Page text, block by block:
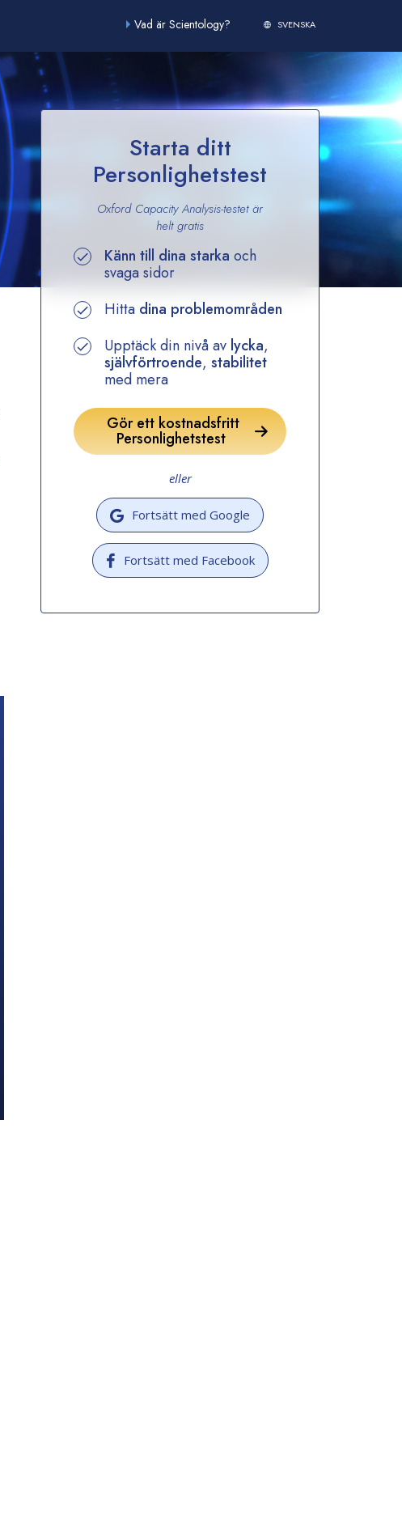
Vad är Scientology? SVENSKA
Starta ditt
Personlighetstest
Oxford Capacity Analysis-testet är
helt gratis
Känn till dina starka och
svaga sidor
Hitta dina problemområden
Upptäck din nivå av lycka,
självförtroende, stabilitet
med mera
Gör ett kostnadsfritt
Personlighetstest
eller
Fortsätt med Google
Fortsätt med Facebook